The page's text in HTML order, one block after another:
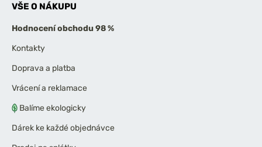
VŠE O NÁKUPU
Hodnocení obchodu 98 %
Kontakty
Doprava a platba
Vrácení a reklamace
Balíme ekologicky
Dárek ke každé objednávce